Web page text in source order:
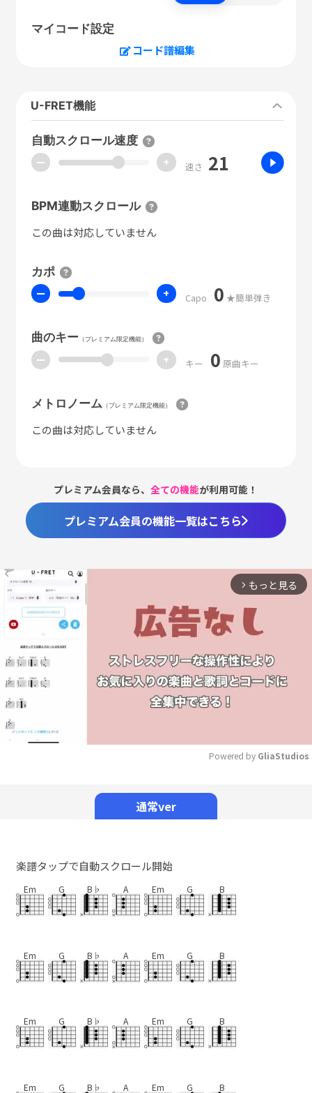
マイコード設定
コード譜編集
U-FRET機能
自動スクロール速度
ー + 速さ 21
BPM連動スクロール
この曲は対応していません
カポ
ー + Capo 0 ★簡単弾き
曲のキー（プレミアム限定機能）
ー + キー 0 原曲キー
メトロノーム （プレミアム限定機能）
この曲は対応していません
プレミアム会員なら、全ての機能が利用可能！
プレミアム会員の機能一覧はこちら
arrow_forward_ios もっと見る
Powered by GliaStudios
通常ver
楽譜タップで自動スクロール開始
Em G B♭ A Em G B
Em G B♭ A Em G B
Em G B♭ A Em G B
Em G B♭ A Em G B